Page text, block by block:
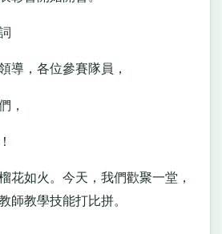
，各位參賽隊員，
，
如火。今天，我們歡聚一堂，
師教學技能打比拼。